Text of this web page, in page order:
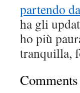
partendo
ha gli
ho più
tranquilla,
Comments